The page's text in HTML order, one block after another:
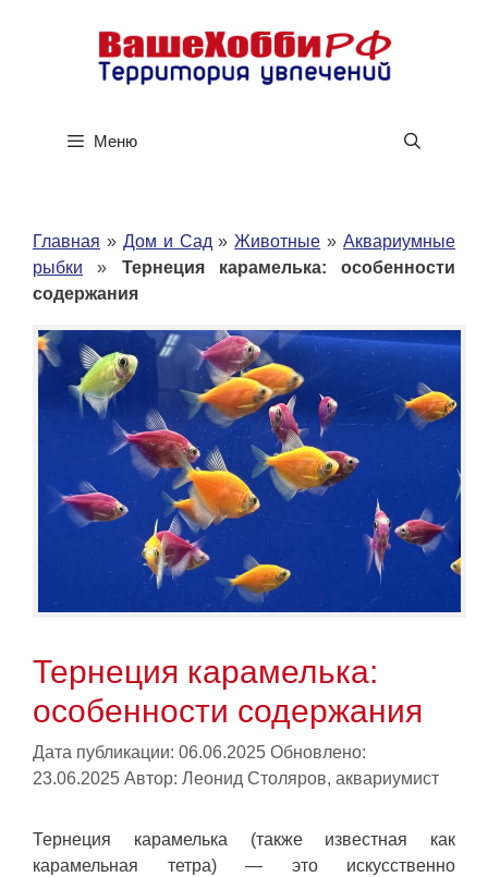
содержимому
Меню
Главная » Дом и Сад »Животные » Аквариумные
рыбки » Тернеция карамелька: особенности
содержания
Тернеция карамелька:
особенности содержания
Дата публикации: 06.06.2025 Обновлено:
23.06.2025 Автор: Леонид Столяров, аквариумист
Тернеция карамелька (также известная как
карамельная тетра) — это искусственно